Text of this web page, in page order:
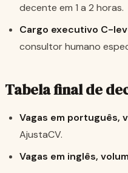
decente em 1 a 2 horas.
Cargo executivo C-
consultor humano
Tabela final de
Vagas em português,
AjustaCV.
Vagas em inglês,